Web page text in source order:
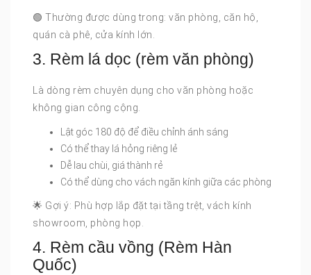
🟢 Thường được dùng trong: văn phòng, căn hộ,
quán cà phê, cửa kính lớn.
3. Rèm lá dọc (rèm văn phòng)
Là dòng rèm chuyên dụng cho văn phòng hoặc
không gian công cộng.
Lật góc 180 độ để điều chỉnh ánh sáng
Có thể thay lá hỏng riêng lẻ
Dễ lau chùi, giá thành rẻ
Có thể dùng cho vách ngăn kính giữa các phòng
🌟 Gợi ý: Phù hợp lắp đặt tại tầng trệt, vách kính
showroom, phòng họp.
4. Rèm cầu vồng (Rèm Hàn
Quốc)